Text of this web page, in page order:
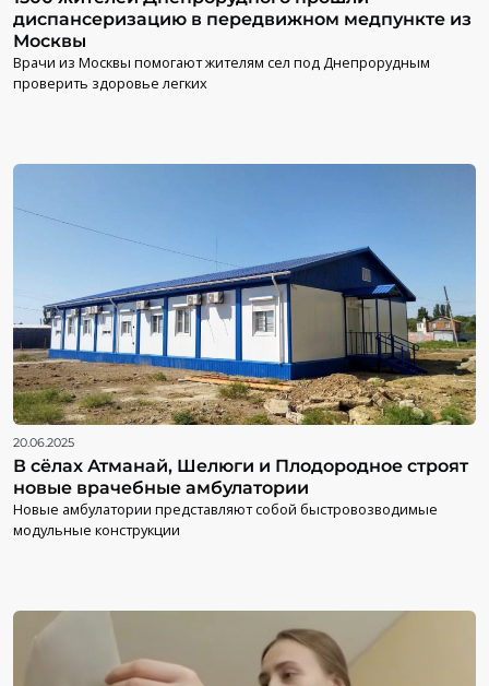
диспансеризацию в передвижном медпункте из
Москвы
Врачи из Москвы помогают жителям сел под Днепрорудным
проверить здоровье легких
20.06.2025
В сёлах Атманай, Шелюги и Плодородное строят
новые врачебные амбулатории
Новые амбулатории представляют собой быстровозводимые
модульные конструкции